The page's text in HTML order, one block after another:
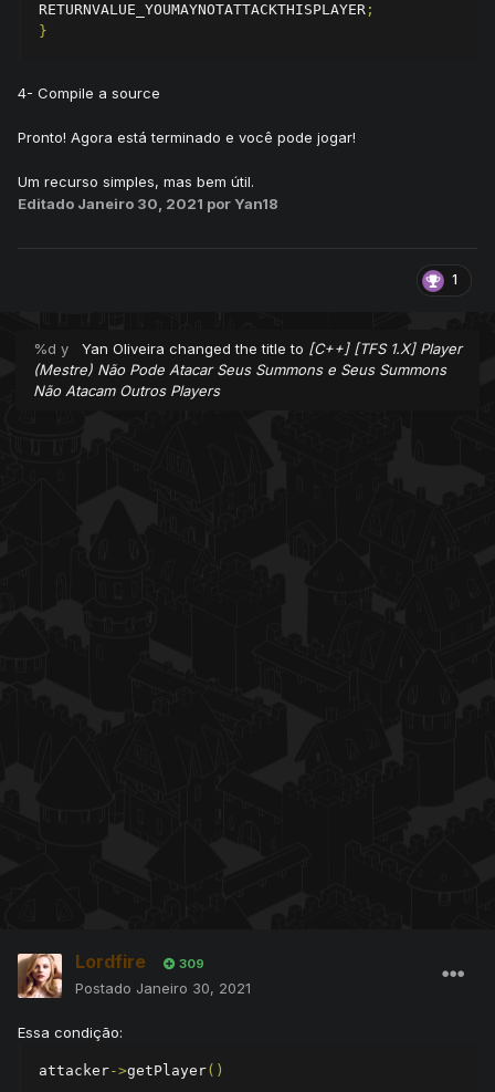
RETURNVALUE_YOUMAYNOTATTACKTHISPLAYER ;
}
4- Compile a source
Pronto! Agora está terminado e você pode jogar!
Um recurso simples, mas bem útil.
Editado Janeiro 30, 2021 por Yan18
1
%d y Yan Oliveira changed the title to [C++] [TFS 1.X] Player
(Mestre) Não Pode Atacar Seus Summons e Seus Summons
Não Atacam Outros Players
Lordfire 309
Postado Janeiro 30, 2021
Essa condição:
attacker->getPlayer()